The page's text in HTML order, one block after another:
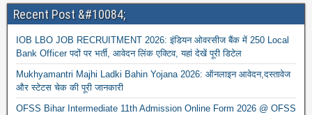
Recent Post &#10084;
IOB LBO JOB RECRUITMENT 2026: इंडियन ओवरसीज बैंक में 250 Local
Bank Officer पदों पर भर्ती, आवेदन लिंक एक्टिव, यहां देखें पूरी डिटेल
Mukhyamantri Majhi Ladki Bahin Yojana 2026: ऑनलाइन आवेदन,दस्तावेज
और स्टेटस चेक की पूरी जानकारी
OFSS Bihar Intermediate 11th Admission Online Form 2026 @ OFSS